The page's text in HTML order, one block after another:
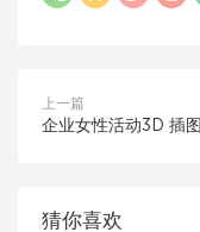
上一篇
企业女性活动3D 插图
猜你喜欢